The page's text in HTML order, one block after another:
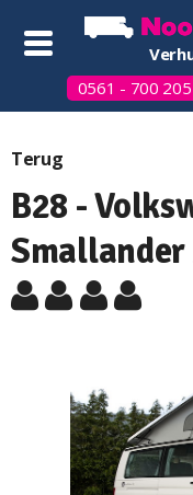
0561 - 700 205
Terug
B28 -
Smallander